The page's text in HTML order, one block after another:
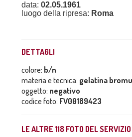
data: 02.05.1961
luogo della ripresa: Roma
DETTAGLI
colore: b/n
materia e tecnica: gelatina
oggetto: negativo
codice foto: FV00189423
LE ALTRE118 FOTO DEL SERVIZIO